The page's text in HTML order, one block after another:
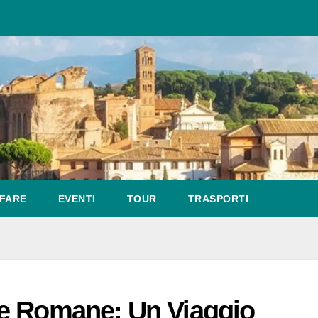
EVENTI TOUR TRASPORTI
Romane: Un Viaggio